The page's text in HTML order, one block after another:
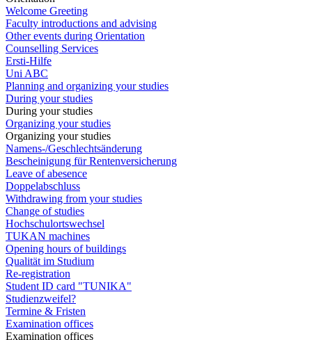
Welcome Greeting
Faculty introductions and advising
Other events during Orientation
Counselling Services
Ersti-Hilfe
Uni ABC
Planning and organizing your studies
During your studies
During your studies
Organizing your studies
Organizing your studies
Namens-/Geschlechtsänderung
Bescheinigung für Rentenversicherung
Leave of abesence
Doppelabschluss
Withdrawing from your studies
Change of studies
Hochschulortswechsel
TUKAN machines
Opening hours of buildings
Qualität im Studium
Re-registration
Student ID card "TUNIKA"
Studienzweifel?
Termine & Fristen
Examination offices
Examination offices